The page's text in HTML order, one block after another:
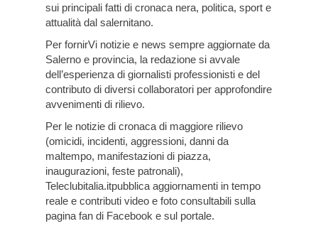
sui principali fatti di cronaca nera, politica, sport e
attualità dal salernitano.
Per fornirVi notizie e news sempre aggiornate da
Salerno e provincia, la redazione si avvale
dell’esperienza di giornalisti professionisti e del
contributo di diversi collaboratori per approfondire
avvenimenti di rilievo.
Per le notizie di cronaca di maggiore rilievo
(omicidi, incidenti, aggressioni, danni da
maltempo, manifestazioni di piazza,
inaugurazioni, feste patronali),
Teleclubitalia.itpubblica aggiornamenti in tempo
reale e contributi video e foto consultabili sulla
pagina fan di Facebook e sul portale.